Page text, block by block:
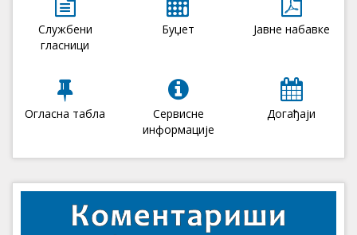
Службени
гласници
Буџет Јавне набавке
Огласна табла
Сервисне
информације
Догађаји